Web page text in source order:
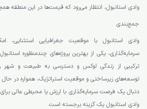
وادی استانبول، انتظار می‌رود که قیمت‌ها در این منطقه
جمع‌بندی
وادی استانبول با موقعیت جغرافیایی استثنایی،
سرمایه‌گذاری، یکی از بهترین پروژه‌های چندمنظوره
ترکیبی از زندگی لوکس و دسترسی به طبیعت و شهر
توسعه‌های زیرساختی و موقعیت استراتژیک، همواره در
دنبال یک فرصت سرمایه‌گذاری با ارزش یا محیطی عالی
وادی استانبول یک گزینه برجسته است.